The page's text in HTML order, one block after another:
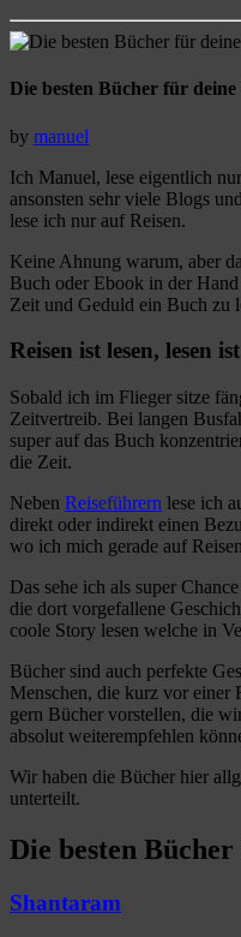
Die besten Bücher für deine
by manuel
Ich Manuel, lese eigentlich
ansonsten sehr viele Blogs
lese ich nur auf Reisen.
Keine Ahnung warum, aber
Buch oder Ebook in der
Zeit und Geduld ein Buch zu
Reisen ist lesen, lesen
Sobald ich im Flieger sitze
Zeitvertreib. Bei langen
super auf das Buch
die Zeit.
Neben Reiseführern lese ich
direkt oder indirekt einen
wo ich mich gerade auf
Das sehe ich als super
die dort vorgefallene
coole Story lesen welche in
Bücher sind auch perfekte
Menschen, die kurz vor einer
gern Bücher vorstellen, die
absolut weiterempfehlen
Wir haben die Bücher hier
unterteilt.
Die besten
Shantaram